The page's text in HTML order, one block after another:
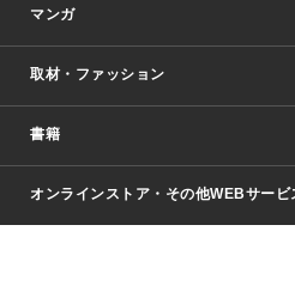
マンガ
少年マンガ
Vジャンプ
週刊ヤングジャンプ
少女マンガ
取材・ファッション
Seventeen
芸能・情報・スポーツ
書籍
文芸・文庫・総合
オンラインストア・その他WEBサービ